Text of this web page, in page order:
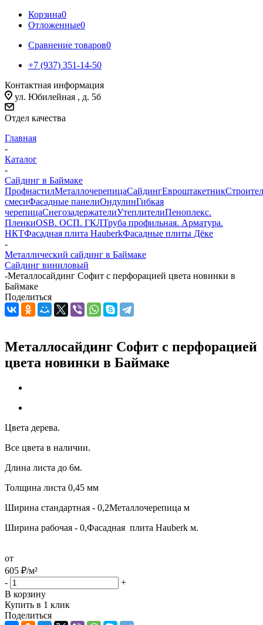
Корзина0
Отложенные0
Сравнение товаров0
+7 (937) 351-14-50
Контактная информация
ул. Юбилейная , д. 5б
Отдел качества
Главная
-
Каталог
-
Сайдинг в Баймаке
ПрофнастилМеталлочерепицаСайдингЕвроштакетник
смесиФасадные панелиОндулинГибкая
черепицаСнегозадержателиУтеплителиПеноплекс.
ПленкиOSB. ОСП. ГКЛТруба профильная. Арматура.
НКТФасадная плита HauberkФасадные плиты Дёке
-
Металлический сайдинг в Баймаке
Сайдинг виниловый
-Металлосайдинг Софит с перфорацией цвета новинки в
Баймаке
Поделиться
Металлосайдинг Софит с перфорацией
цвета новинки в Баймаке
Цвета дерева.
Все цвета в наличии.
Длина листа до 6м.
Толщина листа 0,45 мм
Ширина стандартная - 0,2Металлочерепица м
Ширина рабочая - 0,Фасадная плита Hauberk м.
от
605 ₽/м²
-
+
В корзину
Купить в 1 клик
Поделиться